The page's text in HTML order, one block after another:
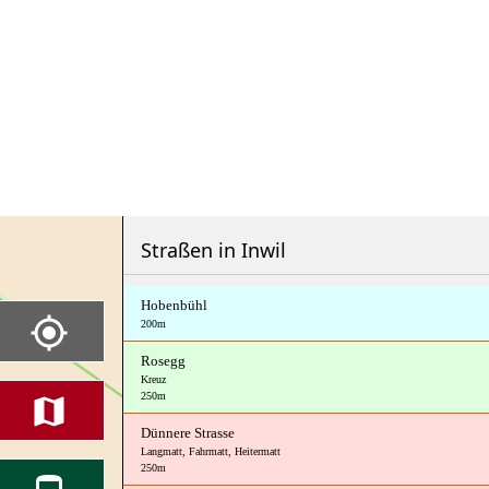
Straßen in Inwil
Hobenbühl
200m
Rosegg
Kreuz
250m
Dünnere Strasse
Langmatt, Fahrmatt, Heitermatt
250m